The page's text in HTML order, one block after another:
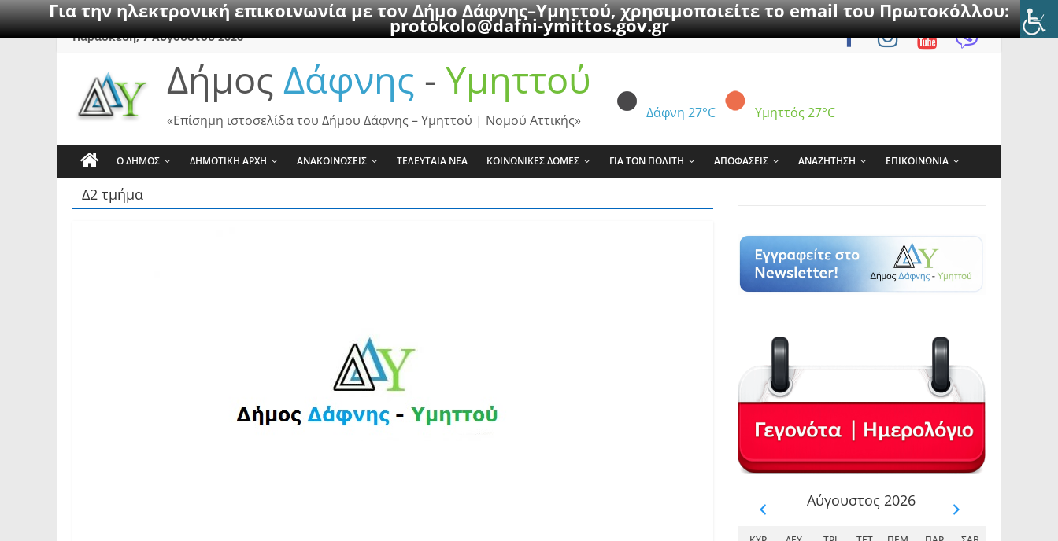
Για την ηλεκτρονική επικοινωνία με τον Δήμο Δάφνης–Υμηττού, χρησιμοποιείτε το email του Πρωτοκόλλου:
protokolo@dafni-ymittos.gov.gr
SkipΠαρασκευή, 7 Αυγούστου 2026
Δήμος Δάφνης - Υμηττού
Δάφνη 27°C Υμηττός 27°C
«Επίσημη ιστοσελίδα του Δήμου Δάφνης – Υμηττού | Νομού Αττικής»
Ο ΔΗΜΟΣ ΔΗΜΟΤΙΚΗ ΑΡΧΗ ΑΝΑΚΟΙΝΩΣΕΙΣ ΤΕΛΕΥΤΑΙΑ ΝΕΑ ΚΟΙΝΩΝΙΚΕΣ ΔΟΜΕΣ ΓΙΑ ΤΟΝ ΠΟΛΙΤΗ ΑΠΟΦΑΣΕΙΣ ΑΝΑΖΗΤΗΣΗ ΕΠΙΚΟΙΝΩΝΙΑ
Δ2 τμήμα
Αύγουστος 2026